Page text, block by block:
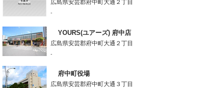
広島県安芸郡府中町大通２丁目
-
YOURS(ユアーズ) 府中店
広島県安芸郡府中町大通２丁目
-
府中町役場
広島県安芸郡府中町大通３丁目